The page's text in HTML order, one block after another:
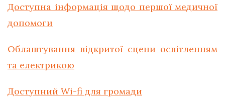
Доступна інформація щодо першої медичної
допомоги
Облаштування відкритої сцени освітленням
та електрикою
Доступний Wi-fi для громади